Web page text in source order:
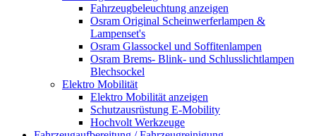
Fahrzeugbeleuchtung anzeigen
Osram Original Scheinwerferlampen &
Lampenset's
Osram Glassockel und Soffitenlampen
Osram Brems- Blink- und Schlusslichtlampen
Blechsockel
Elektro Mobilität
Elektro Mobilität anzeigen
Schutzausrüstung E-Mobility
Hochvolt Werkzeuge